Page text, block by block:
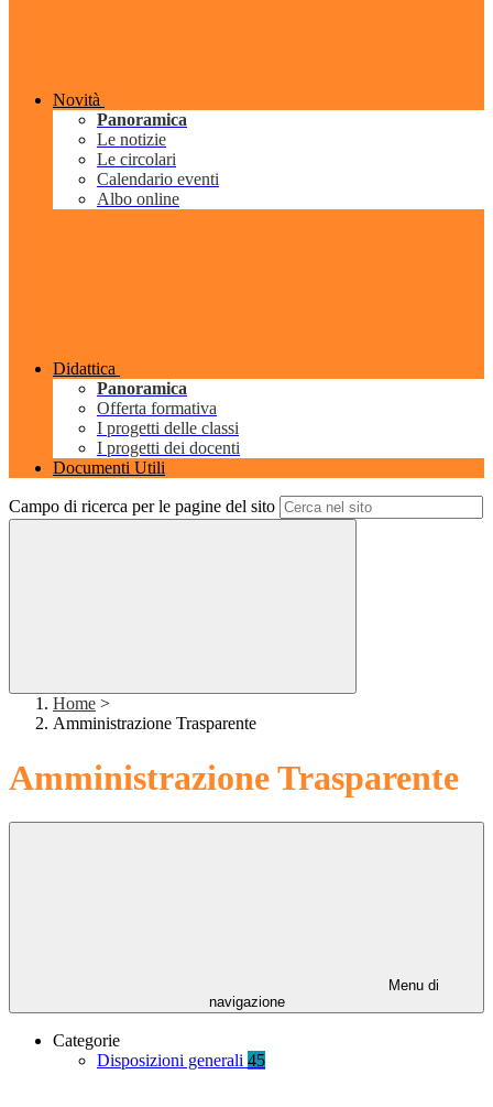
Novità
Panoramica
Le notizie
Le circolari
Calendario eventi
Albo online
Didattica
Panoramica
Offerta formativa
I progetti delle classi
I progetti dei docenti
Documenti Utili
Campo di ricerca per le pagine del sito
Home >
Amministrazione Trasparente
Amministrazione Trasparente
Menu di
navigazione
Categorie
Disposizioni generali 45